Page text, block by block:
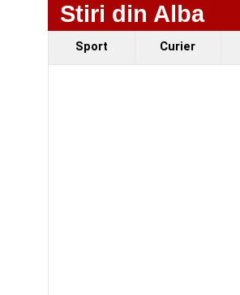
Stiri din Alba
Sport Curier